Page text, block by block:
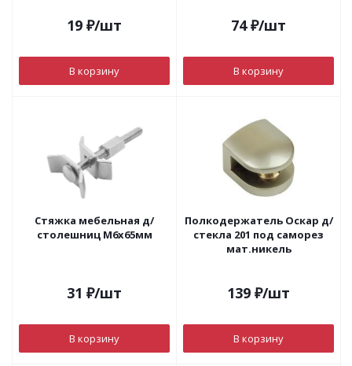
19 ₽/шт
В корзину
74₽/шт
В корзину
Стяжка мебельная д/
столешниц М6х65мм
31 ₽/шт
В корзину
Полкодержатель Оскар д/
стекла 201 под саморез
мат.никель
139 ₽/шт
В корзину